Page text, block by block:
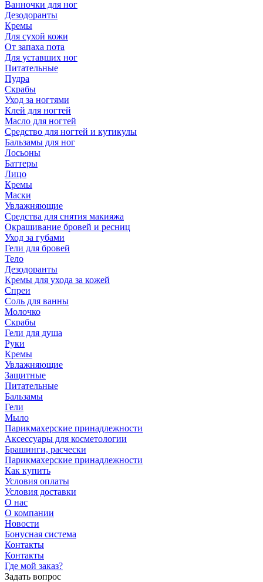
Ванночки для ног
Дезодоранты
Кремы
Для сухой кожи
От запаха пота
Для уставших ног
Питательные
Пудра
Скрабы
Уход за ногтями
Клей для ногтей
Масло для ногтей
Средство для ногтей и кутикулы
Бальзамы для ног
Лосьоны
Баттеры
Лицо
Кремы
Маски
Увлажняющие
Средства для снятия макияжа
Окрашивание бровей и ресниц
Уход за губами
Гели для бровей
Тело
Дезодоранты
Кремы для ухода за кожей
Спреи
Соль для ванны
Молочко
Скрабы
Гели для душа
Руки
Кремы
Увлажняющие
Защитные
Питательные
Бальзамы
Гели
Мыло
Парикмахерские принадлежности
Аксессуары для косметологии
Брашинги, расчески
Парикмахерские принадлежности
Как купить
Условия оплаты
Условия доставки
О нас
О компании
Новости
Бонусная система
Контакты
Контакты
Где мой заказ?
Задать вопрос